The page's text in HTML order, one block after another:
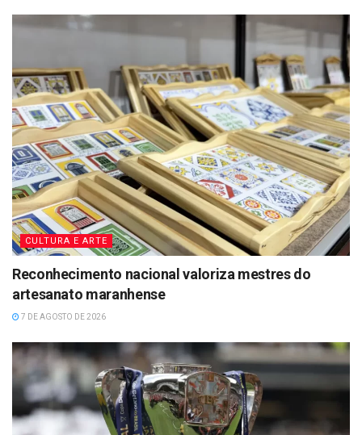
CULTURA E ARTE
Reconhecimento nacional valoriza mestres do
artesanato maranhense
7 DE AGOSTO DE 2026